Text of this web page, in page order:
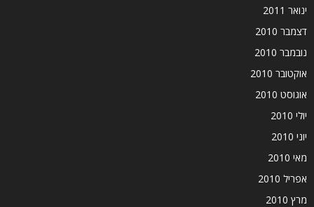
ינואר 2011
דצמבר 2010
נובמבר 2010
אוקטובר 2010
אוגוסט 2010
יולי 2010
יוני 2010
מאי 2010
אפריל 2010
מרץ 2010